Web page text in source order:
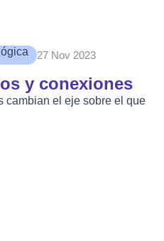
27 Nov 2023
y conexiones
cambian el eje sobre el que